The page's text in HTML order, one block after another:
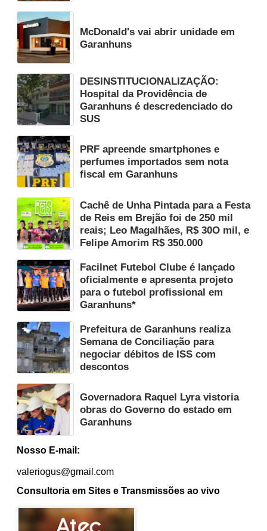
McDonald's vai abrir unidade em
Garanhuns
DESINSTITUCIONALIZAÇÃO:
Hospital da Providência de
Garanhuns é descredenciado do
SUS
PRF apreende smartphones e
perfumes importados sem nota
fiscal em Garanhuns
Cachê de Unha Pintada para a Festa
de Reis em Brejão foi de 250 mil
reais; Leo Magalhães, R$ 30O mil, e
Felipe Amorim R$ 350.000
Facilnet Futebol Clube é lançado
oficialmente e apresenta projeto
para o futebol profissional em
Garanhuns*
Prefeitura de Garanhuns realiza
Semana de Conciliação para
negociar débitos de ISS com
descontos
Governadora Raquel Lyra vistoria
obras do Governo do estado em
Garanhuns
Nosso E-mail:
valeriogus@gmail.com
Consultoria em Sites e Transmissões ao vivo